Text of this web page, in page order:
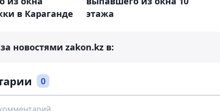
в Караганде
этажа
новостями zakon.kz в:
0